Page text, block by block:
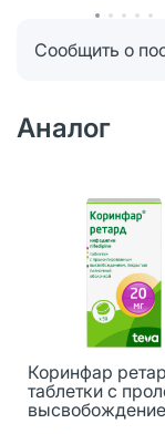
Сообщить о
Аналог
Коринфар
таблетки с